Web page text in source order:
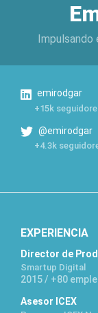
emirodgar
+15k
@emirodgar
+4.3k
EXPERIENCIA
Director de
Smartup Digital
2015 / +80
Asesor ICEX